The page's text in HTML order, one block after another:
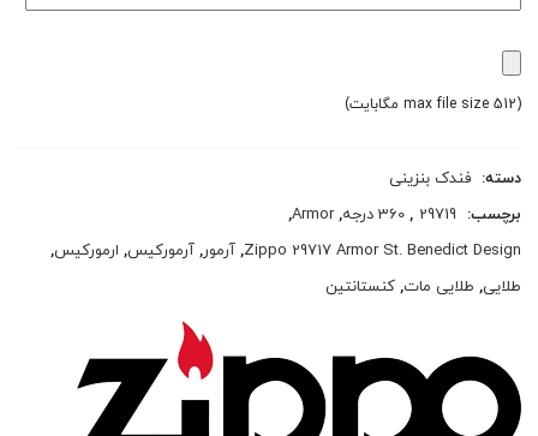
(max file size 512 مگابایت)
دسته: فندک بنزینی
برچسب: 29719
,360 درجه ,
Armor
,
Zippo 29717 Armor St. Benedict Design
,آرمور,آرمورکیس, ارمورکیس,
طلایی, طلایی مات,کنستانتین